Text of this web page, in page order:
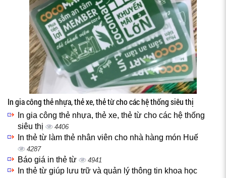
In gia công thẻ nhựa, thẻ xe, thẻ từ cho các hệ thống siêu thị
In gia công thẻ nhựa, thẻ xe, thẻ từ cho các hệ thống
siêu thị
4406
In thẻ từ làm thẻ nhân viên cho nhà hàng món Huế
4287
Báo giá in thẻ từ 4941
In thẻ từ giúp lưu trữ và quản lý thông tin khoa học